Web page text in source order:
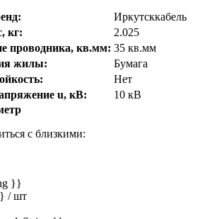
Иркутсккабель
кг:
2.025
проводника, кв.мм: 35 кв.мм
жилы:
Бумага
Нет
u, кВ:
10 кВ
с близкими:
}}
/ шт